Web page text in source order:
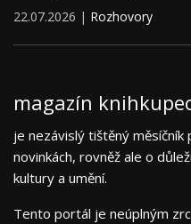
22.07.2026 | Rozhovory
magazín
je nezávislý tištěný měsíčník
novinkách, rovněž ale o
kultury a umění.
Tento portál je neúplným